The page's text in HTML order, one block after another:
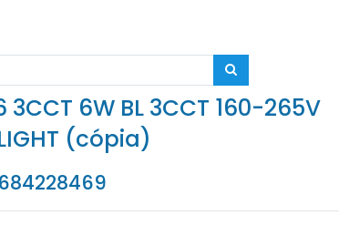
3CCT 6W BL 3CCT 160-265V
(cópia)